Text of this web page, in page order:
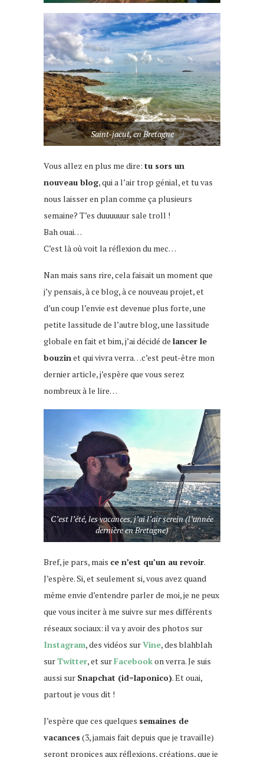
Saint-jacut, en Bretagne
Vous allez en plus me dire: tu sors un
nouveau blog, qui a l’air trop génial, et tu vas
nous laisser en plan comme ça plusieurs
semaine? T’es duuuuuur sale troll !
Bah ouai…
C’est là où voit la réflexion du mec…
Nan mais sans rire, cela faisait un moment que
j’y pensais, à ce blog, à ce nouveau projet, et
d’un coup l’envie est devenue plus forte, une
petite lassitude de l’autre blog, une lassitude
globale en fait et bim, j’ai décidé de lancer le
bouzin et qui vivra verra…c’est peut-être mon
dernier article, j’espère que vous serez
nombreux à le lire…
C’est l’été, les vacances, j’ai l’air serein (l’année
dernière en Bretagne)
Bref, je pars, mais ce n’est qu’un au revoir.
J’espère. Si, et seulement si, vous avez quand
même envie d’entendre parler de moi, je ne peux
que vous inciter à me suivre sur mes différents
réseaux sociaux: il va y avoir des photos sur
Instagram, des vidéos surVine, des blahblah
surTwitter, et surFacebookon verra. Je suis
aussi sur Snapchat (id=laponico). Et ouai,
partout je vous dit !
J’espère que ces quelques semaines de
vacances (3, jamais fait depuis que je travaille)
seront propices aux réflexions, créations, que je